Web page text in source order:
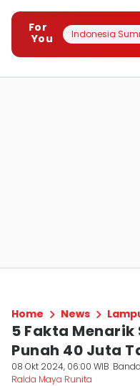
For
You
Indonesia
Home News
5 Fakta
Punah 40 Juta
08 Okt 2024, 06:00 WIB
Ralda Maya Runita